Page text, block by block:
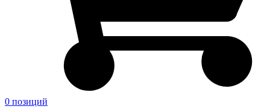
0 позиций